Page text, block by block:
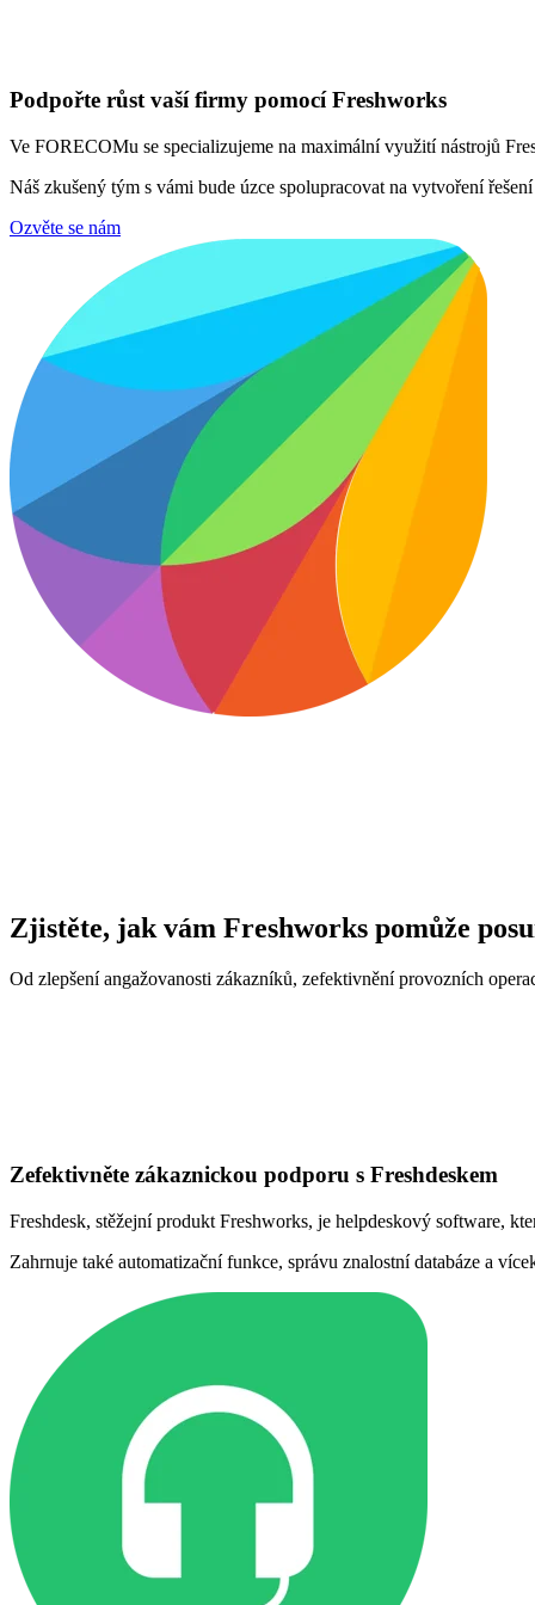
Podpořte růst vaší firmy pomocí Freshworks
Ve FORECOMu se specializujeme na maximální využití nástrojů
Náš zkušený tým s vámi bude úzce spolupracovat na vytvoření
Ozvěte se nám
Zjistěte, jak vám Freshworks pomůže
Od zlepšení angažovanosti zákazníků, zefektivnění provozních
Zefektivněte zákaznickou podporu s Freshdeskem
Freshdesk, stěžejní produkt Freshworks, je helpdeskový software,
Zahrnuje také automatizační funkce, správu znalostní databáze a